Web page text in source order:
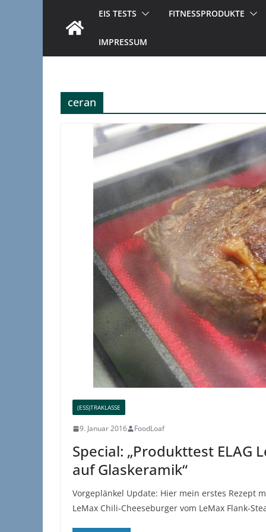
EIS TESTS FITNESSPRODUKTE
IMPRESSUM
ceran
(ESS)TRAKLASSE
9. Januar 2016 FoodLoaf
Special: „Produkttest ELAG
auf Glaskeramik“
Vorgeplänkel Update: Hier mein erstes Rezept
LeMax Chili-Cheeseburger vom LeMax Flank-